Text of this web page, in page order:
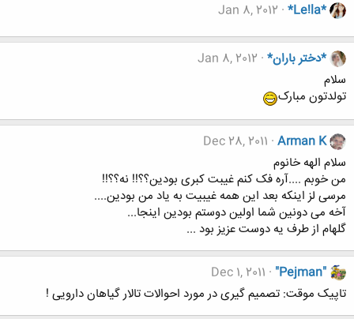
*Le!la*
Jan 8, 2012
*دختر باران* Jan 8, 2012
سلام
تولدتون مبارک
Arman K
Dec 28, 2011
سلام الهه خانوم
من خوبم ....آره فک کنم غیبت کبری بودین؟؟!! نه؟؟!!
مرسی لز اینکه بعد این همه غیبیت به یاد من بودین....
آخه می دونین شما اولین دوستم بودین اینجا...
گلهام از طرف یه دوست عزیز بود ...
"Pejman"
Dec 1, 2011
تاپیک موقت: تصمیم گیری در مورد احوالات تالار گیاهان دارویی !